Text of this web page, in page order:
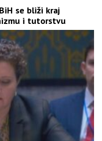
se bliži kraj
i tutorstvu